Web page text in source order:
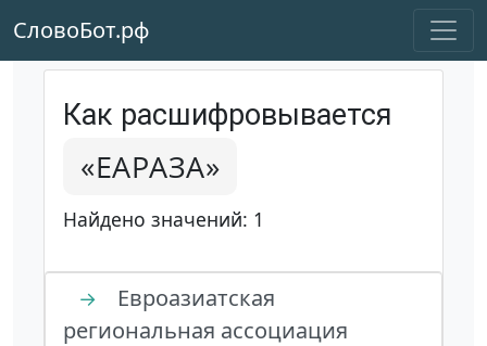
СловоБот.рф
Как расшифровывается
«ЕАРАЗА»
Найдено значений: 1
→
Евроазиатская
региональная ассоциация